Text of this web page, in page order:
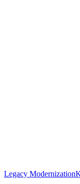
Legacy Modernization